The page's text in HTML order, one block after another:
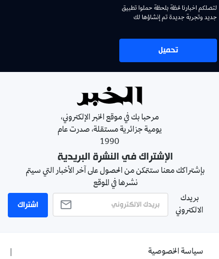
لتصلكم اخبارنا لحظة بلحظة حملوا تطبيق
جديد وتجربة جديدة تم إنشاؤها لك
تحميل
مرحبا بك في موقع الخبر الإلكتروني،
يومية جزائرية مستقلة، صدرت عام
1990
الإشتراك في النشرة البريدية
بإشتراكك معنا ستتمكن من الحصول على آخر الأخبار التي سيتم
نشرها في الموقع
بريدك
الالكتروني
اشتراك
سياسة الخصوصية